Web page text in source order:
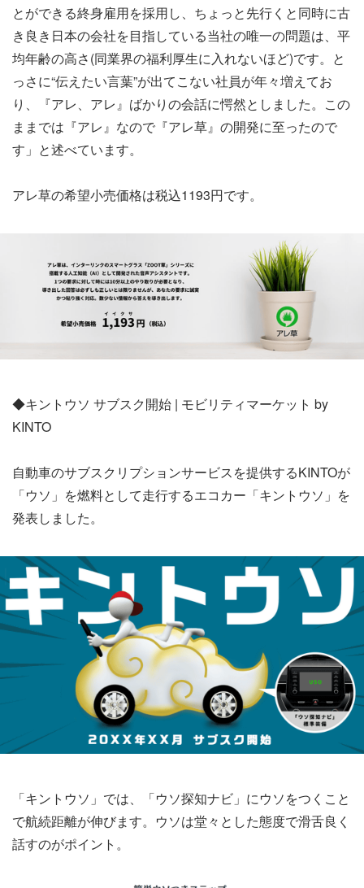
とができる終身雇用を採用し、ちょっと先行くと同時に古
き良き日本の会社を目指している当社の唯一の問題は、平
均年齢の高さ(同業界の福利厚生に入れないほど)です。と
っさに“伝えたい言葉”が出てこない社員が年々増えてお
り、『アレ、アレ』ばかりの会話に愕然としました。この
ままでは『アレ』なので『アレ草』の開発に至ったので
す」と述べています。
アレ草の希望小売価格は税込1193円です。
◆キントウソ サブスク開始 | モビリティマーケット by
KINTO
自動車のサブスクリプションサービスを提供するKINTOが
「ウソ」を燃料として走行するエコカー「キントウソ」を
発表しました。
「キントウソ」では、「ウソ探知ナビ」にウソをつくこと
で航続距離が伸びます。ウソは堂々とした態度で滑舌良く
話すのがポイント。